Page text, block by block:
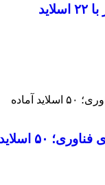
دانلود قالب پاورپوینت طرح کسب و کار با ۲۲ اسلاید
قالب پاورپوینت استارت آپ و پروژه های فناوری؛ ۵۰